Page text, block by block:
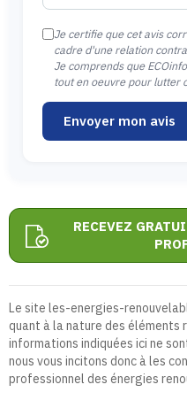
Je certifie que cet avis
cadre d'une relation
Je comprends que
tout en oeuvre pour lutter
Envoyer mon avis
RECEVEZ
Le site les-energies-
quant à la nature des éléments
informations indiquées ici ne
nous vous incitons donc à les
professionnel des énergies